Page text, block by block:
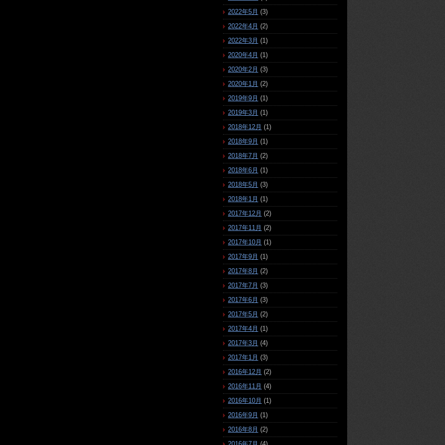
2022年5月 (3)
2022年4月 (2)
2022年3月 (1)
2020年4月 (1)
2020年2月 (3)
2020年1月 (2)
2019年9月 (1)
2019年3月 (1)
2018年12月 (1)
2018年9月 (1)
2018年7月 (2)
2018年6月 (1)
2018年5月 (3)
2018年1月 (1)
2017年12月 (2)
2017年11月 (2)
2017年10月 (1)
2017年9月 (1)
2017年8月 (2)
2017年7月 (3)
2017年6月 (3)
2017年5月 (2)
2017年4月 (1)
2017年3月 (4)
2017年1月 (3)
2016年12月 (2)
2016年11月 (4)
2016年10月 (1)
2016年9月 (1)
2016年8月 (2)